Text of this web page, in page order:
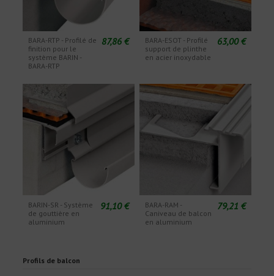
BARA-RTP - Profilé de
finition pour le
système BARIN -
BARA-RTP
87,86 €
BARA-ESOT - Profilé
support de plinthe
en acier inoxydable
63,00 €
BARIN-SR - Système
de gouttière en
aluminium
91,10 €
BARA-RAM -
Caniveau de balcon
en aluminium
79,21 €
Profils de balcon